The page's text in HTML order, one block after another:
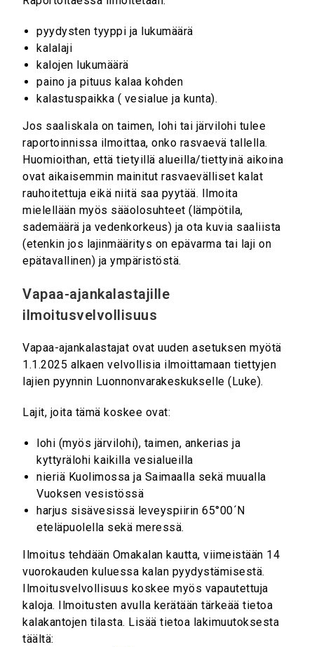
pyydysten tyyppi ja lukumäärä
kalalaji
kalojen lukumäärä
paino ja pituus kalaa kohden
kalastuspaikka ( vesialue ja kunta).
Jos saaliskala on taimen, lohi tai järvilohi tulee
raportoinnissa ilmoittaa, onko rasvaevä tallella.
Huomioithan, että tietyillä alueilla/tiettyinä aikoina
ovat aikaisemmin mainitut rasvaevälliset kalat
rauhoitettuja eikä niitä saa pyytää. Ilmoita
mielellään myös sääolosuhteet (lämpötila,
sademäärä ja vedenkorkeus) ja ota kuvia saaliista
(etenkin jos lajinmääritys on epävarma tai laji on
epätavallinen) ja ympäristöstä.
Vapaa-ajankalastajille
ilmoitusvelvollisuus
Vapaa-ajankalastajat ovat uuden asetuksen myötä
1.1.2025 alkaen velvollisia ilmoittamaan tiettyjen
lajien pyynnin Luonnonvarakeskukselle (Luke).
Lajit, joita tämä koskee ovat:
lohi (myös järvilohi), taimen, ankerias ja
kyttyrälohi kaikilla vesialueilla
nieriä Kuolimossa ja Saimaalla sekä muualla
Vuoksen vesistössä
harjus sisävesissä leveyspiirin 65°00´N
eteläpuolella sekä meressä.
Ilmoitus tehdään Omakalan kautta, viimeistään 14
vuorokauden kuluessa kalan pyydystämisestä.
Ilmoitusvelvollisuus koskee myös vapautettuja
kaloja. Ilmoitusten avulla kerätään tärkeää tietoa
kalakantojen tilasta. Lisää tietoa lakimuutoksesta
täältä: